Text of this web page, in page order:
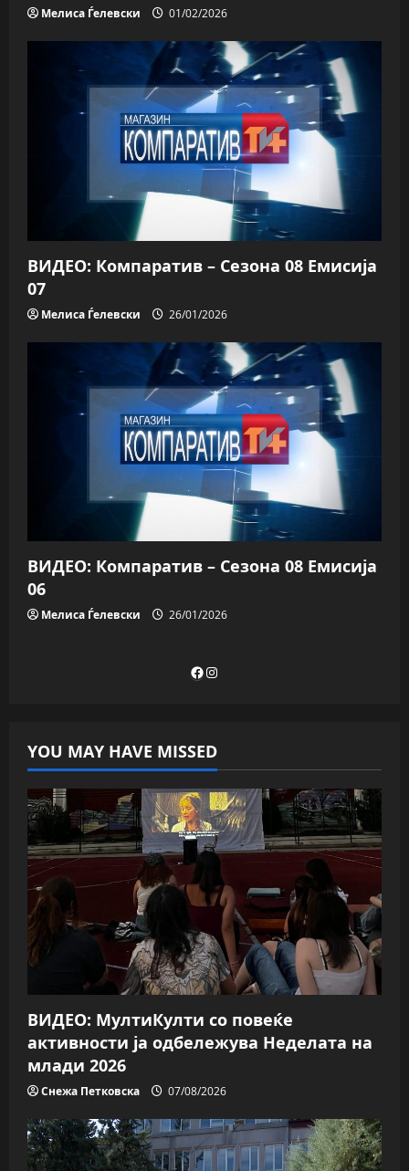
Мелиса Ѓелевски 01/02/2026
ВИДЕО: Компаратив – Сезона 08 Емисија
07
Мелиса Ѓелевски 26/01/2026
ВИДЕО: Компаратив – Сезона 08 Емисија
06
Мелиса Ѓелевски 26/01/2026
Facebook
Instagram
YOU MAY HAVE MISSED
ВИДЕО: МултиКулти со повеќе
активности ја одбележува Неделата на
млади 2026
Снежа Петковска 07/08/2026